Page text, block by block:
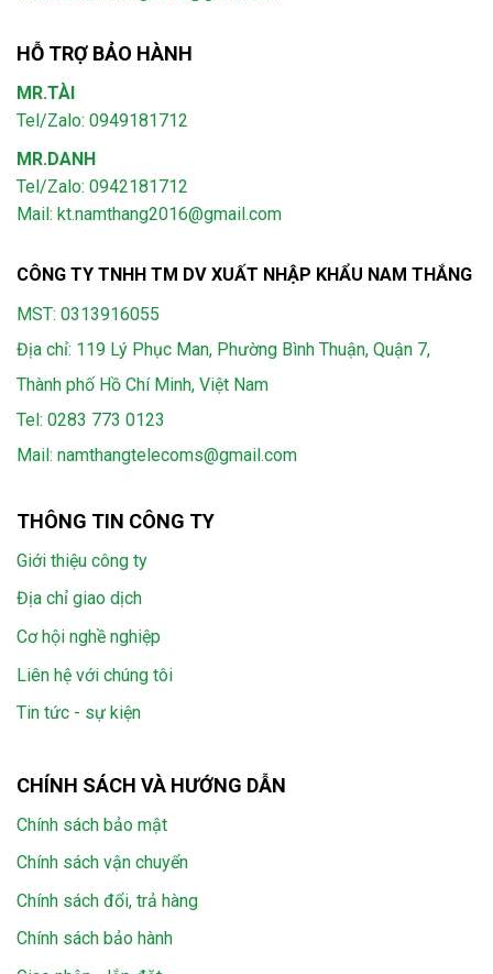
HỖ TRỢ BẢO HÀNH
MR.TÀI
Tel/Zalo: 0949181712
MR.DANH
Tel/Zalo: 0942181712
Mail: kt.namthang2016@gmail.com
CÔNG TY TNHH TM DV XUẤT NHẬP KHẨU NAM THẮNG
MST: 0313916055
Địa chỉ: 119 Lý Phục Man, Phường Bình Thuận, Quận 7,
Thành phố Hồ Chí Minh, Việt Nam
Tel: 0283 773 0123
Mail: namthangtelecoms@gmail.com
THÔNG TIN CÔNG TY
Giới thiệu công ty
Địa chỉ giao dịch
Cơ hội nghề nghiệp
Liên hệ với chúng tôi
Tin tức - sự kiện
CHÍNH SÁCH VÀ HƯỚNG DẪN
Chính sách bảo mật
Chính sách vận chuyển
Chính sách đổi, trả hàng
Chính sách bảo hành